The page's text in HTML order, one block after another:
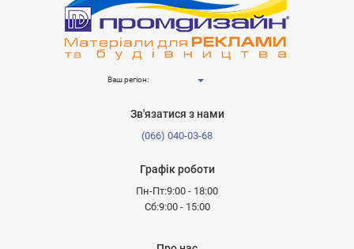
Ваш регіон:
Зв'язатися з нами
(066) 040-03-68
Графік роботи
Пн-Пт:9:00 - 18:00
Сб:9:00 - 15:00